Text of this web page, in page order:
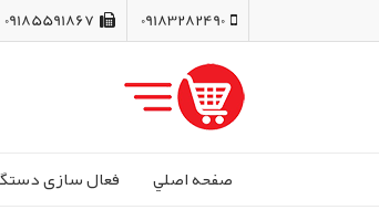
09183282490
09185591867
صفحه اصلي فعال سازی